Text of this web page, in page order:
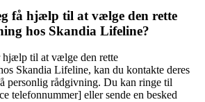
få hjælp til at vælge den rette
hos Skandia Lifeline?
til at vælge den rette
Skandia Lifeline, kan du kontakte deres
personlig rådgivning. Du kan ringe til
telefonnummer] eller sende en besked